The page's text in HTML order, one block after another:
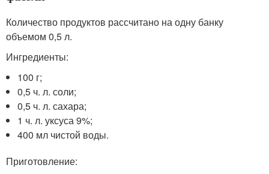
Количество продуктов рассчитано на одну банку
объемом 0,5 л.
Ингредиенты:
100 г;
0,5 ч. л. соли;
0,5 ч. л. сахара;
1 ч. л. уксуса 9%;
400 мл чистой воды.
Приготовление: